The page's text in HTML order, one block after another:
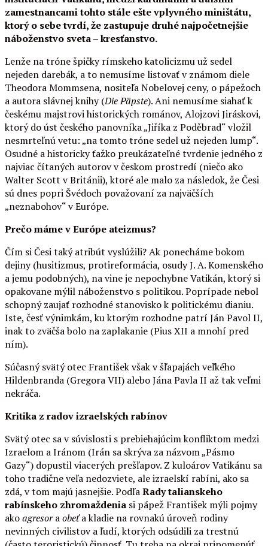
zamestnancami tohto stále ešte vplyvného miništátu,
ktorý o sebe tvrdí, že zastupuje druhé najpočetnejšie
náboženstvo sveta – kresťanstvo.
Lenže na tróne špičky rímskeho katolicizmu už sedel
nejeden darebák, a to nemusíme listovať v známom diele
Theodora Mommsena, nositeľa Nobelovej ceny, o pápežoch
a autora slávnej knihy (Die Päpste). Ani nemusíme siahať k
českému majstrovi historických románov, Alojzovi Jiráskovi,
ktorý do úst českého panovníka „Jiříka z Poděbrad“ vložil
nesmrteľnú vetu: „na tomto tróne sedel už nejeden lump“.
Osudné a historicky ťažko preukázateľné tvrdenie jedného z
najviac čítaných autorov v českom prostredí (niečo ako
Walter Scott v Británii), ktoré ale malo za následok, že Česi
sú dnes popri Švédoch považovaní za najväčších
„neznabohov“ v Európe.
Prečo máme v Európe ateizmus?
Čím si Česi taký atribút vyslúžili? Ak ponecháme bokom
dejiny (husitizmus, protireformácia, osudy J. A. Komenského
a jemu podobných), na vine je nepochybne Vatikán, ktorý si
opakovane mýlil náboženstvo s politikou. Poprípade nebol
schopný zaujať rozhodné stanovisko k politickému dianiu.
Iste, česť výnimkám, ku ktorým rozhodne patrí Ján Pavol II,
inak to zväčša bolo na zaplakanie (Pius XII a mnohí pred
ním).
Súčasný svätý otec František však v šľapajách veľkého
Hildenbranda (Gregora VII) alebo Jána Pavla II až tak veľmi
nekráča.
Kritika z radov izraelských rabínov
Svätý otec sa v súvislosti s prebiehajúcim konfliktom medzi
Izraelom a Iránom (Irán sa skrýva za názvom „Pásmo
Gazy“) dopustil viacerých prešľapov. Z kuloárov Vatikánu sa
toho tradične veľa nedozviete, ale izraelskí rabíni, ako sa
zdá, v tom majú jasnejšie. PodľaRady talianskeho
rabínskeho zhromaždenia si pápež František mýli pojmy
akoagresoraobeťa kladie na rovnakú úroveň rodiny
nevinných civilistov a ľudí, ktorých odsúdili za trestnú